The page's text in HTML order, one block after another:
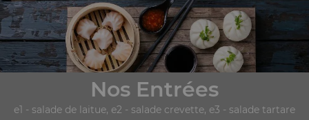
Nos Entrées
e1 - salade de laitue, e2 - salade crevette, e3 - salade tartare